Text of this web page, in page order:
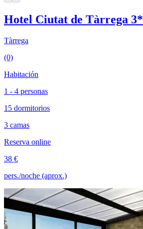
Hotel Ciutat de Tàrrega 3*
Tàrrega
(0)
Habitación
1 - 4 personas
15 dormitorios
3 camas
Reserva online
38 €
pers./noche (aprox.)